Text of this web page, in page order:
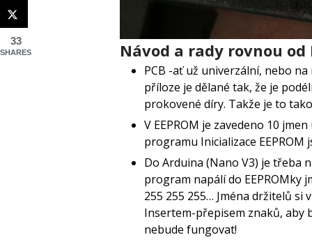
Návod a rady rovnou od
PCB -ať už univerzální, nebo na
příloze je dělané tak, že je
prokovené díry. Takže je to
V EEPROM je zavedeno 10
programu Inicializace
Do Arduina (Nano V3) je třeba
program napálí do EEPROMky
255 255 255… Jména držitelů
Insertem-přepisem znaků, aby
nebude fungovat!
33
SHARES